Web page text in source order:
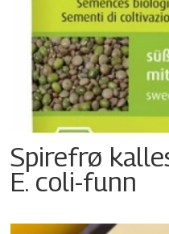
Spirefrø
E. coli-funn